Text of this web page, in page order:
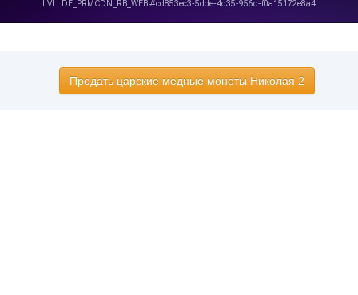
Продать царские медные монеты Николая 2